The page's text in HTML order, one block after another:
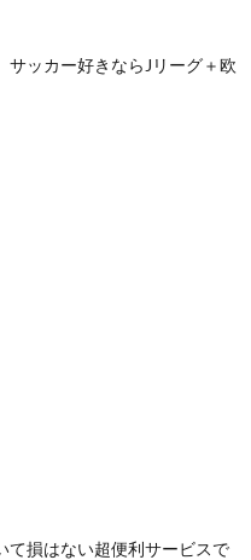
サッカー好きならJリーグ＋欧
て損はない超便利サービスで